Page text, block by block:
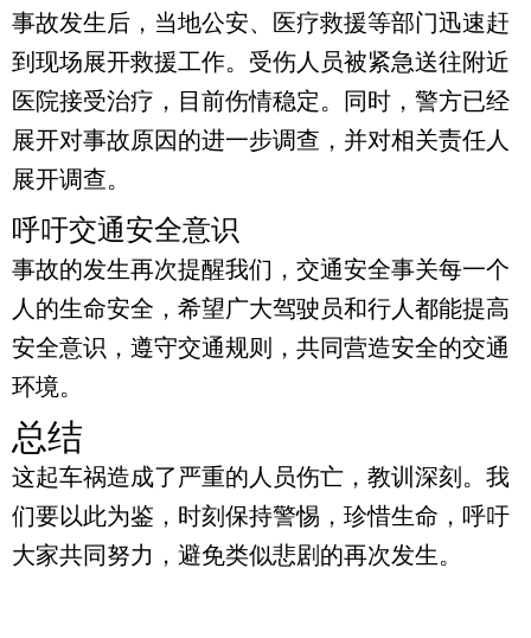
事故发生后，当地公安、医疗救援等部门迅速赶
到现场展开救援工作。受伤人员被紧急送往附近
医院接受治疗，目前伤情稳定。同时，警方已经
展开对事故原因的进一步调查，并对相关责任人
展开调查。
呼吁交通安全意识
事故的发生再次提醒我们，交通安全事关每一个
人的生命安全，希望广大驾驶员和行人都能提高
安全意识，遵守交通规则，共同营造安全的交通
环境。
总结
这起车祸造成了严重的人员伤亡，教训深刻。我
们要以此为鉴，时刻保持警惕，珍惜生命，呼吁
大家共同努力，避免类似悲剧的再次发生。